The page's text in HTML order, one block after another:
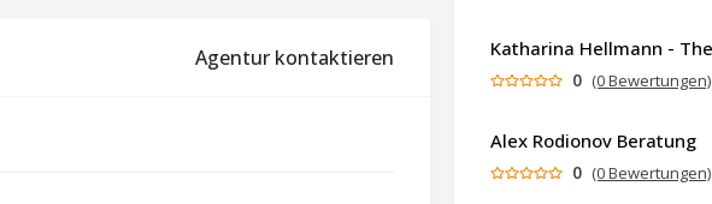
Agentur kontaktieren
0 (0 Bewertungen)
Alex Rodionov Beratung
0 (0 Bewertungen)